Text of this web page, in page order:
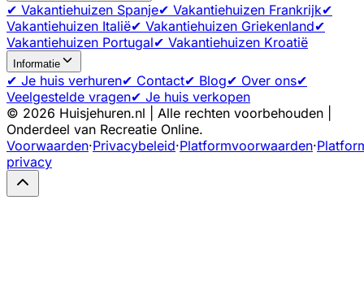
✔ Vakantiehuizen Spanje✔ Vakantiehuizen Frankrijk✔
Vakantiehuizen Italië✔ Vakantiehuizen Griekenland✔
Vakantiehuizen Portugal✔ Vakantiehuizen Kroatië
Informatie
✔ Je huis verhuren✔ Contact✔ Blog✔ Over ons✔
Veelgestelde vragen✔ Je huis verkopen
© 2026 Huisjehuren.nl | Alle rechten voorbehouden |
Onderdeel van Recreatie Online.
Voorwaarden·Privacybeleid·Platformvoorwaarden·
privacy